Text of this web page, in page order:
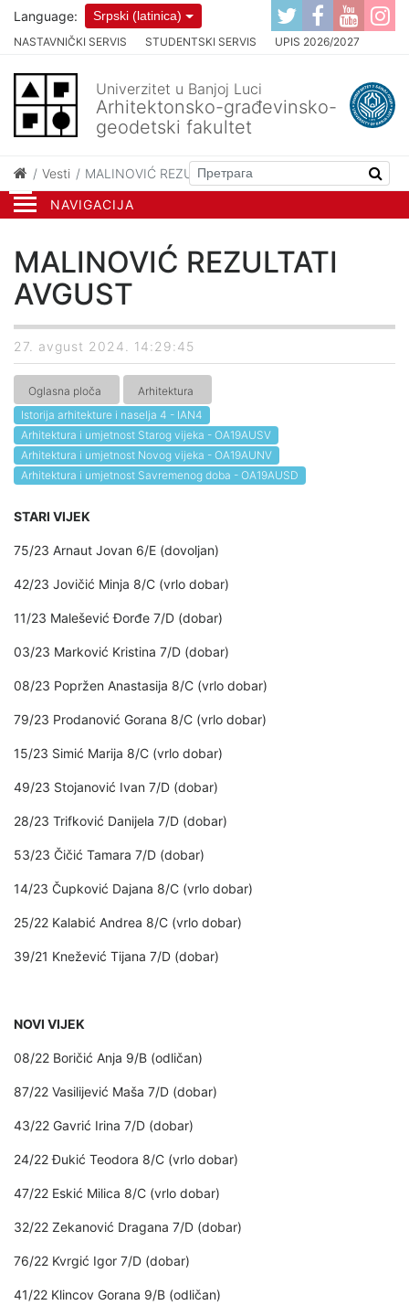
NAVIGACIJA
NASTAVNIČKI SERVIS STUDENTSKI SERVIS UPIS 2026/2027
Language: Srpski (latinica)
Univerzitet u Banjoj Luci
Arhitektonsko-građevinsko-
geodetski fakultet
Vesti MALINOVIĆ REZULTATI AVGUST
MALINOVIĆ REZULTATI
AVGUST
27. avgust 2024. 14:29:45
Oglasna ploča
Arhitektura
Istorija arhitekture i naselja 4 - IAN4
Arhitektura i umjetnost Starog vijeka - OA19AUSV
Arhitektura i umjetnost Novog vijeka - OA19AUNV
Arhitektura i umjetnost Savremenog doba - OA19AUSD
STARI VIJEK
75/23 Arnaut Jovan 6/E (dovoljan)
42/23 Jovičić Minja 8/C (vrlo dobar)
11/23 Malešević Đorđe 7/D (dobar)
03/23 Marković Kristina 7/D (dobar)
08/23 Popržen Anastasija 8/C (vrlo dobar)
79/23 Prodanović Gorana 8/C (vrlo dobar)
15/23 Simić Marija 8/C (vrlo dobar)
49/23 Stojanović Ivan 7/D (dobar)
28/23 Trifković Danijela 7/D (dobar)
53/23 Čičić Tamara 7/D (dobar)
14/23 Čupković Dajana 8/C (vrlo dobar)
25/22 Kalabić Andrea 8/C (vrlo dobar)
39/21 Knežević Tijana 7/D (dobar)
NOVI VIJEK
08/22 Boričić Anja 9/B (odličan)
87/22 Vasilijević Maša 7/D (dobar)
43/22 Gavrić Irina 7/D (dobar)
24/22 Đukić Teodora 8/C (vrlo dobar)
47/22 Eskić Milica 8/C (vrlo dobar)
32/22 Zekanović Dragana 7/D (dobar)
76/22 Kvrgić Igor 7/D (dobar)
41/22 Klincov Gorana 9/B (odličan)